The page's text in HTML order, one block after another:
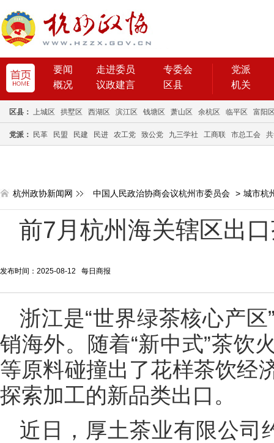
要闻 走进委员
专委会
概况
议政建言 区县
党派
机关
区县： 上城区 拱墅区 西湖区 滨江区 钱塘区 萧山区 余杭区 临平区 富阳
党派： 民革 民盟 民建 民进 农工党 致公党 九三学社 工商联 市总工会
杭州政协新闻网 中国人民政治协商会议杭州市委员会 > 城市杭
前7月杭州海关辖区出
发布时间：2025-08-12 每日商报
浙江是“世界绿茶核心产
销海外。随着“新中式”茶饮
等原料碰撞出了花样茶饮经
探索加工的新品类出口。
近日，厚土茶业有限公司